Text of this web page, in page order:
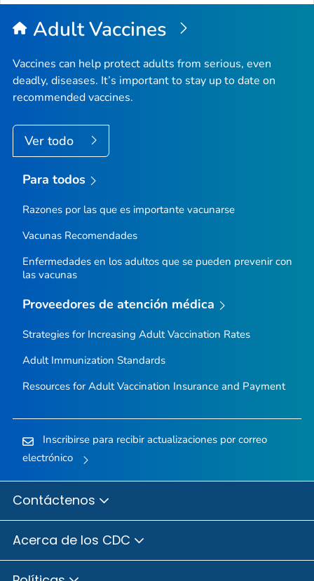
la
Adult Vaccines
Vaccines can help protect adults from serious, even
deadly, diseases. It’s important to stay up to date on
recommended vaccines.
Ver todo
Para todos
Razones por las que es importante vacunarse
Vacunas Recomendades
Enfermedades en los adultos que se pueden prevenir con
las vacunas
Proveedores de atención médica
Strategies for Increasing Adult Vaccination Rates
Adult Immunization Standards
Resources for Adult Vaccination Insurance and Payment
Inscribirse para recibir actualizaciones por correo
electrónico
Contáctenos
Acerca de los CDC